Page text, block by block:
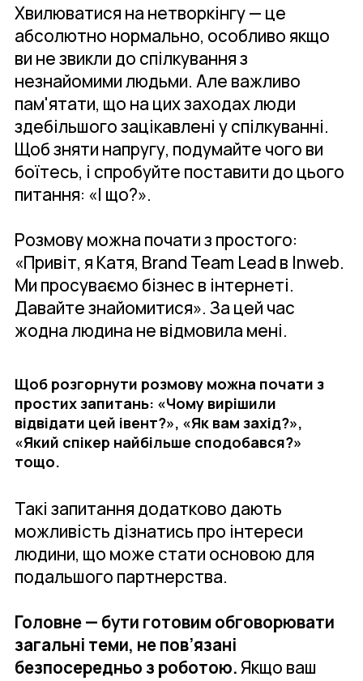
Хвилюватися на нетворкінгу — це
абсолютно нормально, особливо якщо
ви не звикли до спілкування з
незнайомими людьми. Але важливо
пам'ятати, що на цих заходах люди
здебільшого зацікавлені у спілкуванні.
Щоб зняти напругу, подумайте чого ви
боїтесь, і спробуйте поставити до цього
питання: «І що?».
Розмову можна почати з простого:
«Привіт, я Катя, Brand Team Lead в Inweb.
Ми просуваємо бізнес в інтернеті.
Давайте знайомитися». За цей час
жодна людина не відмовила мені.
Щоб розгорнути розмову можна почати з
простих запитань: «Чому вирішили
відвідати цей івент?», «Як вам захід?»,
«Який спікер найбільше сподобався?»
тощо.
Такі запитання додатково дають
можливість дізнатись про інтереси
людини, що може стати основою для
подальшого партнерства.
Головне — бути готовим обговорювати
загальні теми, не пов’язані
безпосередньо з роботою.Якщо ваш